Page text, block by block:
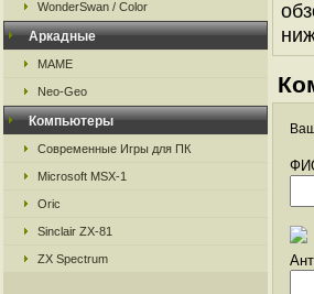
WonderSwan / Color
Аркадные
MAME
Neo-Geo
Компьютеры
Современные Игры для ПК
Microsoft MSX-1
Oric
Sinclair ZX-81
ZX Spectrum